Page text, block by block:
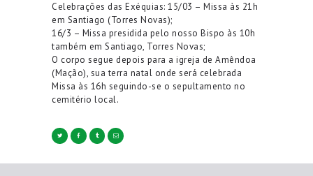
Celebrações das Exéquias: 15/03 – Missa às 21h
em Santiago (Torres Novas);
16/3 – Missa presidida pelo nosso Bispo às 10h
também em Santiago, Torres Novas;
O corpo segue depois para a igreja de Amêndoa
(Mação), sua terra natal onde será celebrada
Missa às 16h seguindo-se o sepultamento no
cemitério local.